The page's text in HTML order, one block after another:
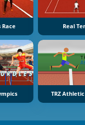
Race Real
TRZ